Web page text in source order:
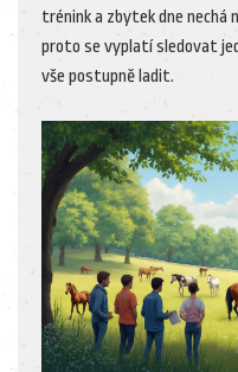
trénink a zbytek dne nechá
proto se vyplatí sledovat
vše postupně ladit.